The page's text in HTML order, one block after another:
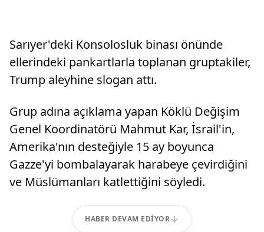
Sarıyer'deki Konsolosluk binası önünde
ellerindeki pankartlarla toplanan gruptakiler,
Trump aleyhine slogan attı.
Grup adına açıklama yapan Köklü Değişim
Genel Koordinatörü Mahmut Kar, İsrail'in,
Amerika'nın desteğiyle 15 ay boyunca
Gazze'yi bombalayarak harabeye çevirdiğini
ve Müslümanları katlettiğini söyledi.
HABER DEVAM EDIYOR